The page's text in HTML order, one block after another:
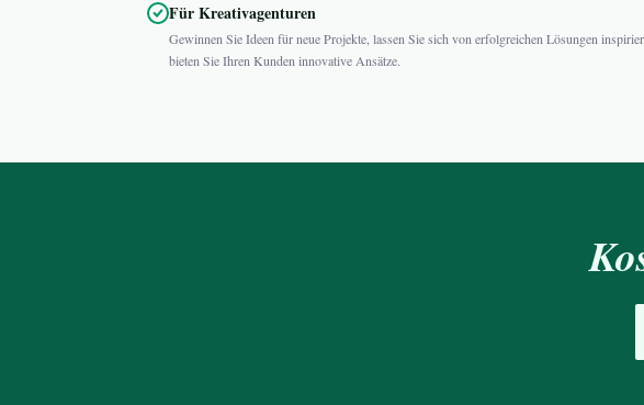
Für Kreativagenturen
Gewinnen Sie Ideen für neue Projekte, lassen Sie sich von erfolgreichen Lösungen
bieten Sie Ihren Kunden innovative Ansätze.